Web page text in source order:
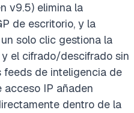
v9.5) elimina la
de escritorio, y la
solo clic gestiona la
el cifrado/descifrado sin
feeds de inteligencia de
acceso IP añaden
dentro de la